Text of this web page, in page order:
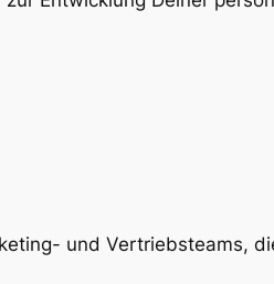
und Vertriebsteams,